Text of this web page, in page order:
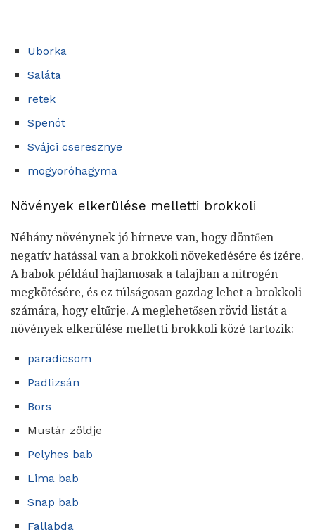
Uborka
Saláta
retek
Spenót
Svájci cseresznye
mogyoróhagyma
Növények elkerülése melletti brokkoli
Néhány növénynek jó hírneve van, hogy döntően
negatív hatással van a brokkoli növekedésére és ízére.
A babok például hajlamosak a talajban a nitrogén
megkötésére, és ez túlságosan gazdag lehet a brokkoli
számára, hogy eltűrje. A meglehetősen rövid listát a
növények elkerülése melletti brokkoli közé tartozik:
paradicsom
Padlizsán
Bors
Mustár zöldje
Pelyhes bab
Lima bab
Snap bab
Fallabda